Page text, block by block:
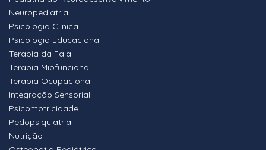
Neuropediatria
Psicologia Clínica
Psicologia Educacional
Terapia da Fala
Terapia Miofuncional
Terapia Ocupacional
Integração Sensorial
Psicomotricidade
Pedopsiquiatria
Nutrição